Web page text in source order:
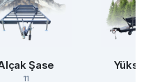
Şase
11